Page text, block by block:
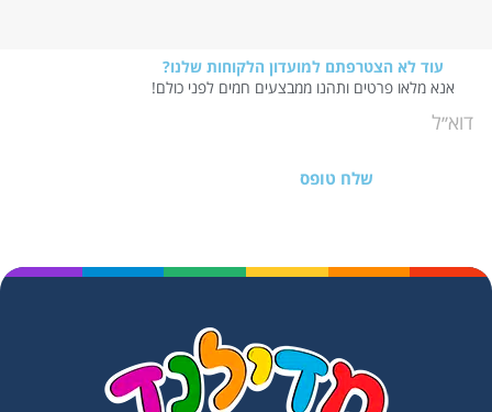
עוד לא הצטרפתם למועדון הלקוחות שלנו?
אנא מלאו פרטים ותהנו ממבצעים חמים לפני כולם!
שלח טופס